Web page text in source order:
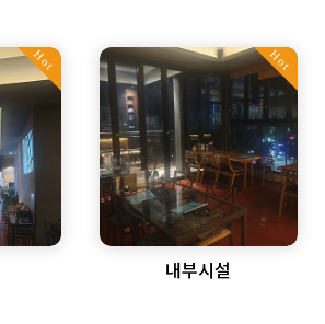
Hot Hot
내부시설